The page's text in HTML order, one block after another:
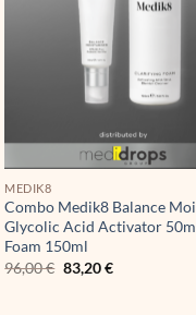
MEDIK8
Combo Medik8 Balance
Glycolic Acid Activator
Foam 150ml
96,00€ Original
price
83,20€Η